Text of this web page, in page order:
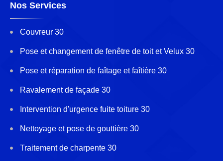
Nos Services
Couvreur 30
Pose et changement de fenêtre de toit et Velux 30
Pose et réparation de faîtage et faîtière 30
Ravalement de façade 30
Intervention d'urgence fuite toiture 30
Nettoyage et pose de gouttière 30
Traitement de charpente 30